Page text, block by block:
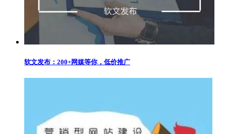
软文发布：200+网媒等你，低价推广